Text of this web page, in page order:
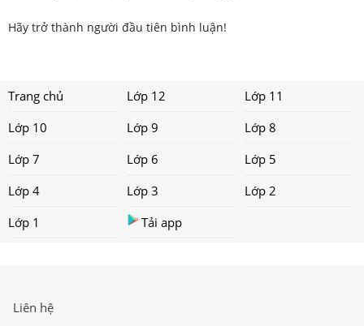
Hãy trở thành người đầu tiên bình luận!
Trang chủ Lớp 12
Lớp 11
Lớp 10
Lớp 9
Lớp 8
Lớp 7
Lớp 6
Lớp 5
Lớp 4
Lớp 3
Lớp 2
Lớp 1
Tải app
Liên hệ